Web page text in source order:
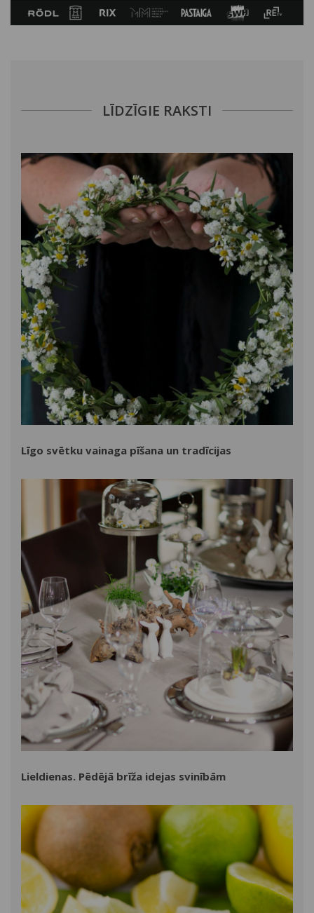
LĪDZĪGIE RAKSTI
Līgo svētku vainaga pīšana un tradīcijas
Lieldienas. Pēdējā brīža idejas svinībām